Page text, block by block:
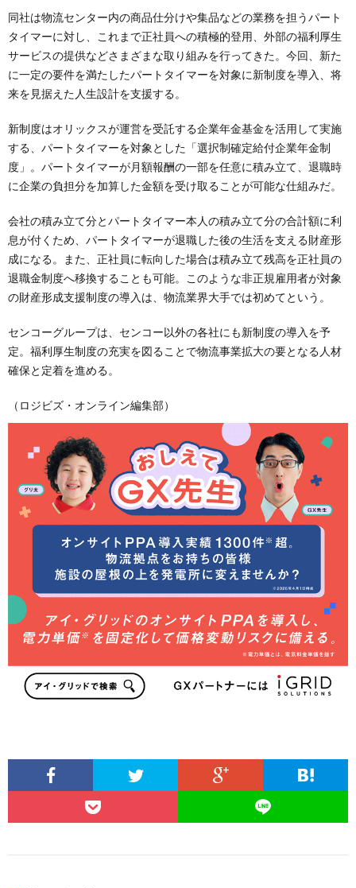
同社は物流センター内の商品仕分けや集品などの業務を担うパート
タイマーに対し、これまで正社員への積極的登用、外部の福利厚生
サービスの提供などさまざまな取り組みを行ってきた。今回、新た
に一定の要件を満たしたパートタイマーを対象に新制度を導入、将
来を見据えた人生設計を支援する。
新制度はオリックスが運営を受託する企業年金基金を活用して実施
する、パートタイマーを対象とした「選択制確定給付企業年金制
度」。パートタイマーが月額報酬の一部を任意に積み立て、退職時
に企業の負担分を加算した金額を受け取ることが可能な仕組みだ。
会社の積み立て分とパートタイマー本人の積み立て分の合計額に利
息が付くため、パートタイマーが退職した後の生活を支える財産形
成になる。また、正社員に転向した場合は積み立て残高を正社員の
退職金制度へ移換することも可能。このような非正規雇用者が対象
の財産形成支援制度の導入は、物流業界大手では初めてという。
センコーグループは、センコー以外の各社にも新制度の導入を予
定。福利厚生制度の充実を図ることで物流事業拡大の要となる人材
確保と定着を進める。
（ロジビズ・オンライン編集部）